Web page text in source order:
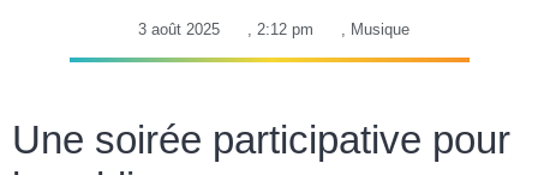
3 août 2025 , 2:12 pm , Musique
Une soirée participative pour